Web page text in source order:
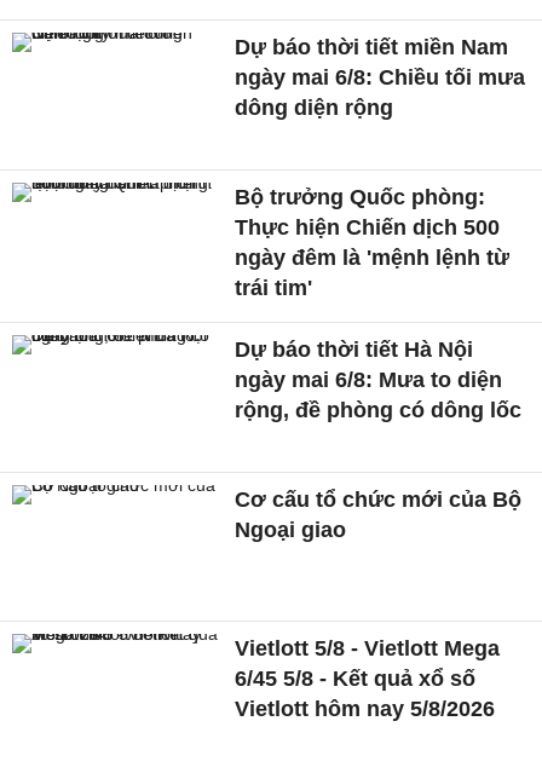
Dự báo thời tiết miền Nam
ngày mai 6/8: Chiều tối mưa
dông diện rộng
Bộ trưởng Quốc phòng:
Thực hiện Chiến dịch 500
ngày đêm là 'mệnh lệnh từ
trái tim'
Dự báo thời tiết Hà Nội
ngày mai 6/8: Mưa to diện
rộng, đề phòng có dông lốc
Cơ cấu tổ chức mới của Bộ
Ngoại giao
Vietlott 5/8 - Vietlott Mega
6/45 5/8 - Kết quả xổ số
Vietlott hôm nay 5/8/2026